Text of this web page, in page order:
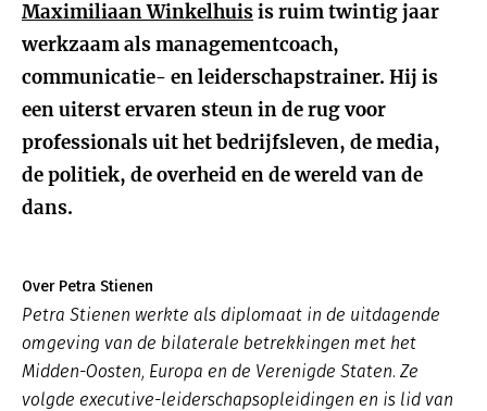
Maximiliaan Winkelhuisis ruim twintig jaar
werkzaam als managementcoach,
communicatie- en leiderschapstrainer. Hij is
een uiterst ervaren steun in de rug voor
professionals uit het bedrijfsleven, de media,
de politiek, de overheid en de wereld van de
dans.
Over Petra Stienen
Petra Stienen werkte als diplomaat in de uitdagende
omgeving van de bilaterale betrekkingen met het
Midden-Oosten, Europa en de Verenigde Staten. Ze
volgde executive-leiderschapsopleidingen en is lid van